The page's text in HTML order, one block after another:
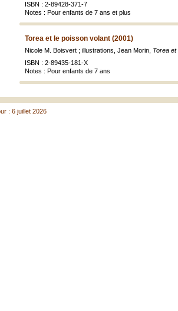
ISBN : 2-89428-371-7
Notes : Pour enfants de 7 ans et plus
Torea et le poisson volant (2001)
Nicole M. Boisvert ; illustrations, Jean Morin, Torea
ISBN : 2-89435-181-X
Notes : Pour enfants de 7 ans
: 6 juillet 2026